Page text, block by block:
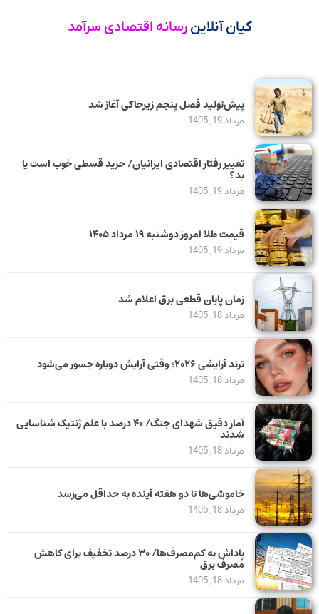
کیان آنلاین رسانه اقتصادی سرآمد
پیش‌تولید فصل پنجم زیرخاکی آغاز شد
مرداد 19, 1405
تغییر رفتار اقتصادی ایرانیان/ خرید قسطی خوب است یا
بد؟
مرداد 19, 1405
قیمت طلا امروز دوشنبه ۱۹ مرداد ۱۴۰۵
مرداد 19, 1405
زمان پایان قطعی برق اعلام شد
مرداد 18, 1405
ترند آرایشی ۲۰۲۶؛ وقتی آرایش دوباره جسور می‌شود
مرداد 18, 1405
آمار دقیق شهدای جنگ/ ۴۰ درصد با علم ژنتیک شناسایی
شدند
مرداد 18, 1405
خاموشی‌ها تا دو هفته آینده به حداقل می‌رسد
مرداد 18, 1405
پاداش به کم‌مصرف‌ها/ ۳۰ درصد تخفیف برای کاهش
مصرف برق
مرداد 18, 1405